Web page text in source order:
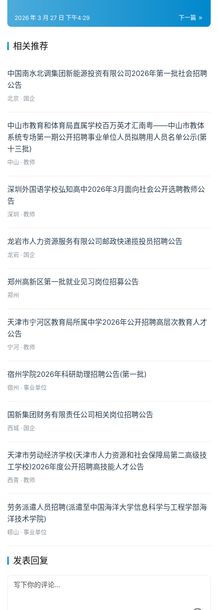
下一篇
2026 年 3 月 27 日 下午4:29
相关推荐
中国南水北调集团新能源投资有限公司2026年第一批社会招聘
公告
北京 · 国企
中山市教育和体育局直属学校百万英才汇南粤——中山市教体
系统专场第一期公开招聘事业单位人员拟聘用人员名单公示(第
十三批)
中山 · 教师
深圳外国语学校弘知高中2026年3月面向社会公开选聘教师公
告
深圳 · 教师
龙岩市人力资源服务有限公司邮政快递揽投员招聘公告
龙岩 · 国企
郑州高新区第一批就业见习岗位招募公告
郑州
天津市宁河区教育局所属中学2026年公开招聘高层次教育人才
公告
宁河 · 教师
宿州学院2026年科研助理招聘公告(第一批)
宿州 · 事业单位
国新集团财务有限责任公司相关岗位招聘公告
西城 · 国企
天津市劳动经济学校(天津市人力资源和社会保障局第二高级技
工学校)2026年度公开招聘高技能人才公告
西青 · 教师
劳务派遣人员招聘(派遣至中国海洋大学信息科学与工程学部海
洋技术学院)
崂山 · 事业单位
发表回复